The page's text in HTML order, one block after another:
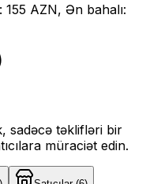
AZN, Ən bahalı:
sadəcə təklifləri bir
müraciət edin.